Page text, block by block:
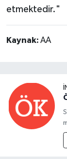
etmektedir."
Kaynak: AA